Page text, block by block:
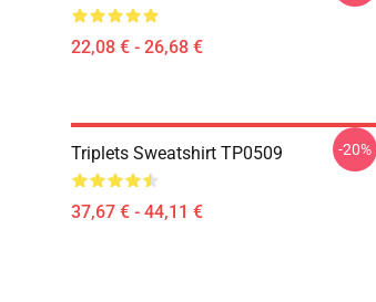
22,08 € - 26,68 €
Triplets Sweatshirt TP0509
37,67 € - 44,11 €
-20%